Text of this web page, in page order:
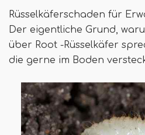
Rüsselkäferschaden für
Der eigentliche Grund,
über Root -Rüsselkäfer
die gerne im Boden